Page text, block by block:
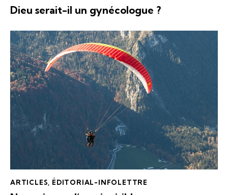
Dieu serait-il un gynécologue ?
ARTICLES, ÉDITORIAL-INFOLETTRE